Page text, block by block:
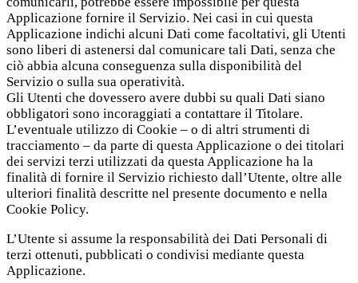
Applicazione fornire il Servizio. Nei casi in cui questa
Applicazione indichi alcuni Dati come facoltativi, gli Utenti
sono liberi di astenersi dal comunicare tali Dati, senza che
ciò abbia alcuna conseguenza sulla disponibilità del
Servizio o sulla sua operatività.
Gli Utenti che dovessero avere dubbi su quali Dati siano
obbligatori sono incoraggiati a contattare il Titolare.
L’eventuale utilizzo di Cookie – o di altri strumenti di
tracciamento – da parte di questa Applicazione o dei titolari
dei servizi terzi utilizzati da questa Applicazione ha la
finalità di fornire il Servizio richiesto dall’Utente, oltre alle
ulteriori finalità descritte nel presente documento e nella
Cookie Policy.
L’Utente si assume la responsabilità dei Dati Personali di
terzi ottenuti, pubblicati o condivisi mediante questa
Applicazione.